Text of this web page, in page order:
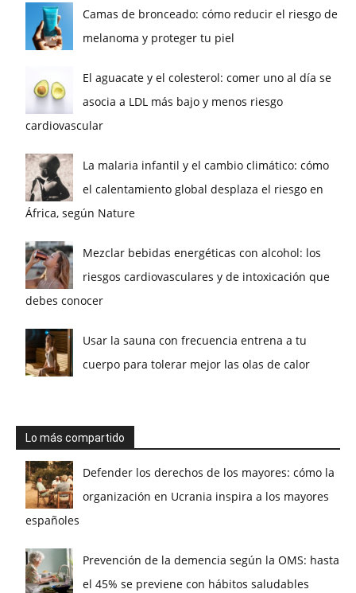
Camas de bronceado: cómo reducir el riesgo de
melanoma y proteger tu piel
El aguacate y el colesterol: comer uno al día se
asocia a LDL más bajo y menos riesgo
cardiovascular
La malaria infantil y el cambio climático: cómo
el calentamiento global desplaza el riesgo en
África, según Nature
Mezclar bebidas energéticas con alcohol: los
riesgos cardiovasculares y de intoxicación que
debes conocer
Usar la sauna con frecuencia entrena a tu
cuerpo para tolerar mejor las olas de calor
Lo más compartido
Defender los derechos de los mayores: cómo la
organización en Ucrania inspira a los mayores
españoles
Prevención de la demencia según la OMS: hasta
el 45% se previene con hábitos saludables